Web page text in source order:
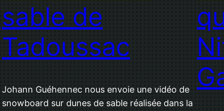
sable de
Tadoussac
Johann Guéhennec nous envoie une vidéo de
snowboard sur dunes de sable réalisée dans la